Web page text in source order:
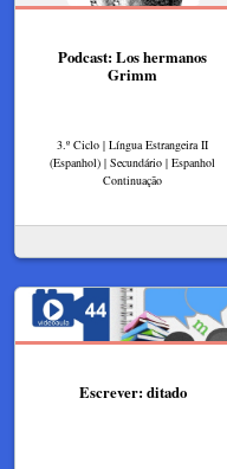
Podcast: Los hermanos
Grimm
3.º Ciclo | Língua Estrangeira II
(Espanhol) | Secundário | Espanhol
Continuação
Escrever: ditado